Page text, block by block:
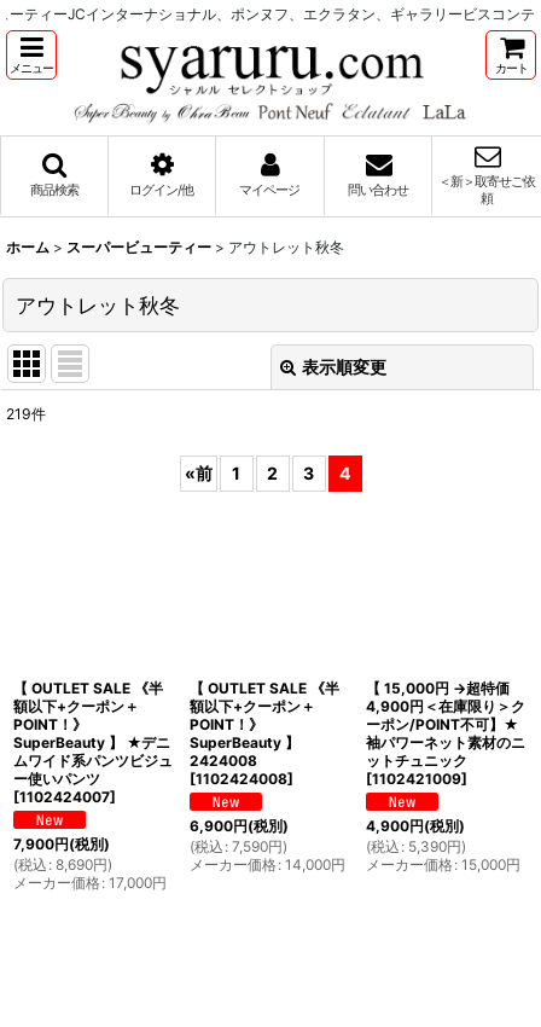
ィーJCインターナショナル、ポンヌフ、エクラタン、ギャラリービスコンティ
メニュー カート
商品検索 ログイン/他 マイページ 問い合わせ
＜新＞取寄せご依
頼
ホーム > スーパービューティー > アウトレット秋冬
アウトレット秋冬
表示順変更
219件
«前 1 2 3 4
【 OUTLET SALE 《半
額以下+クーポン＋
POINT！》
SuperBeauty 】 ★デニ
ムワイド系パンツビジュ
ー使いパンツ
[1102424007]
7,900円(税別)
(税込 : 8,690円)
メーカー価格: 17,000円
【 OUTLET SALE 《半
額以下+クーポン＋
POINT！》
SuperBeauty 】
2424008
[1102424008]
6,900円(税別)
(税込 : 7,590円)
メーカー価格: 14,000円
【 15,000円 →超特価
4,900円＜在庫限り＞ク
ーポン/POINT不可】★
袖パワーネット素材のニ
ットチュニック
[1102421009]
4,900円(税別)
(税込 : 5,390円)
メーカー価格: 15,000円